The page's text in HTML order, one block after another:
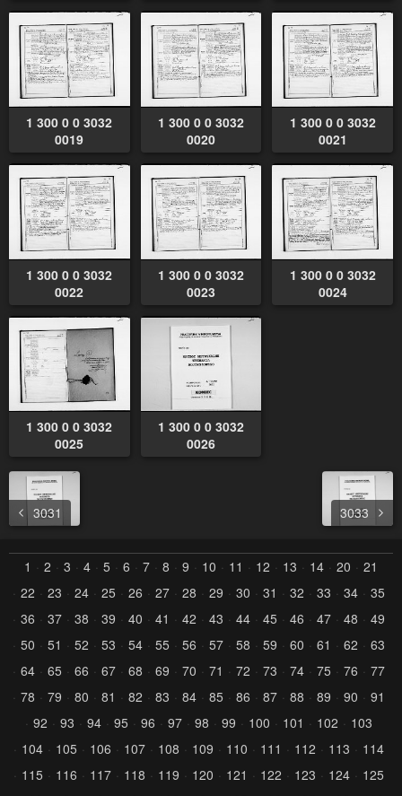
1 300 0 0 3032
0019
1 300 0 0 3032
0020
1 300 0 0 3032
0021
1 300 0 0 3032
0022
1 300 0 0 3032
0023
1 300 0 0 3032
0024
1 300 0 0 3032
0025
1 300 0 0 3032
0026
3031 3033
1 2 3 4 5 6 7 8 9 10 11 12 13 14 20
21
22
23 24 25 26 27 28 29 30 31 32 33 34
35
36
37 38 39 40 41 42 43 44 45 46 47 48
49
50
51 52 53 54 55 56 57 58 59 60 61 62
63
64
65 66 67 68 69 70 71 72 73 74 75 76
77
78
79 80 81 82 83 84 85 86 87 88 89 90
91
92
93 94 95 96 97 98 99 100 101 102
103
104
105 106 107 108 109 110 111 112 113
114
115
116 117 118 119 120 121 122 123 124
125